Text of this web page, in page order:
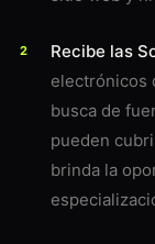
Recibe las
electrónicos
busca de
pueden
brinda la